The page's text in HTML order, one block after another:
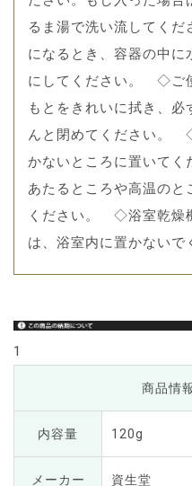
るま湯で洗い流してく
になるとき、容器の中に
にしてください。 ◇ご
もとをきれいに拭き、必
んと閉めてください。
かないところに置いて
あたるところや高温のと
ください。 ◇浴室乾燥
は、浴室内に置かないで
1
商品情
内容量 120g
メーカー 資生堂